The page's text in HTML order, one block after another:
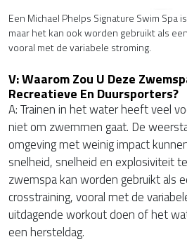
Een Michael Phelps Signature Swim Spa
maar het kan ook worden gebruikt als
vooral met de variabele stroming.
V: Waarom Zou U Deze
Recreatieve En Duursporters?
A: Trainen in het water heeft veel
niet om zwemmen gaat. De
omgeving met weinig impact
snelheid, snelheid en explosiviteit
zwemspa kan worden gebruikt als
crosstraining, vooral met de
uitdagende workout doen of het
een hersteldag.